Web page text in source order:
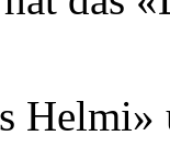
Helmi»